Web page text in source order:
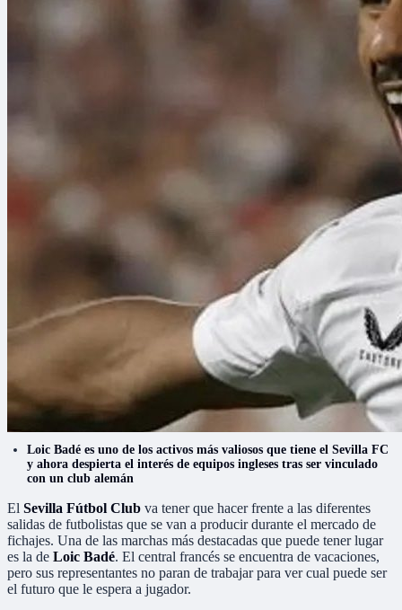
Loic Badé es uno de los activos más valiosos que tiene el Sevilla FC
y ahora despierta el interés de equipos ingleses tras ser vinculado
con un club alemán
El Sevilla Fútbol Club va tener que hacer frente a las diferentes
salidas de futbolistas que se van a producir durante el mercado de
fichajes. Una de las marchas más destacadas que puede tener lugar
es la de Loic Badé. El central francés se encuentra de vacaciones,
pero sus representantes no paran de trabajar para ver cual puede ser
el futuro que le espera a jugador.